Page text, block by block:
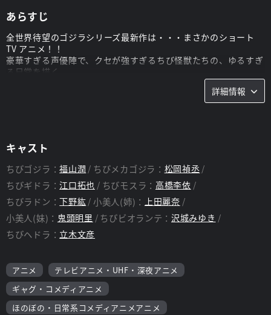
あらすじ
全世界待望のゴジラシリーズ最新作は・・・まさかのショート
TV アニメ！！
豪華すぎる声優陣で、クセが強すぎるちび怪獣たちの、ゆるすぎ
る日常を描く。
果たしてちびゴジラは父であるゴジラのような立派な大怪獣にな
毎話3分くらいで送るノンストップモンスターエンターテインメ
スタッフ
監督：新海岳人
詳細情報
キャスト
ちびゴジラ：福山潤 ちびメカゴジラ： 松岡禎丞
ちびギドラ：江口拓也 ちびモスラ： 高橋李依
ちびラドン：下野紘 小美人(姉)： 上田麗奈
小美人(妹)： 鬼頭明里 ちびビオランテ：沢城みゆき
ちびヘドラ：立木文彦
アニメ
テレビアニメ・UHF・深夜アニメ
ギャグ・コメディアニメ
ほのぼの・日常系コメディアニメアニメ